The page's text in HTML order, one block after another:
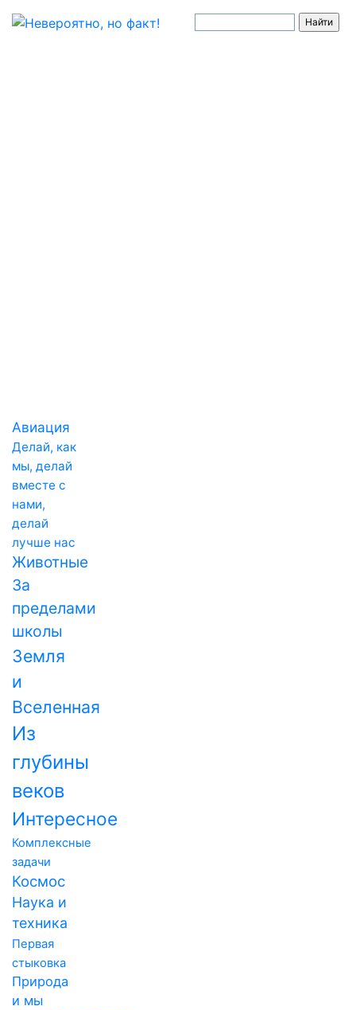
Авиация
Делай, как
мы, делай
вместе с
нами,
делай
лучше нас
Животные
За
пределами
школы
Земля
и
Вселенная
Из
глубины
веков
Интересное
Комплексные
задачи
Космос
Наука и
техника
Первая
стыковка
Природа
и мы